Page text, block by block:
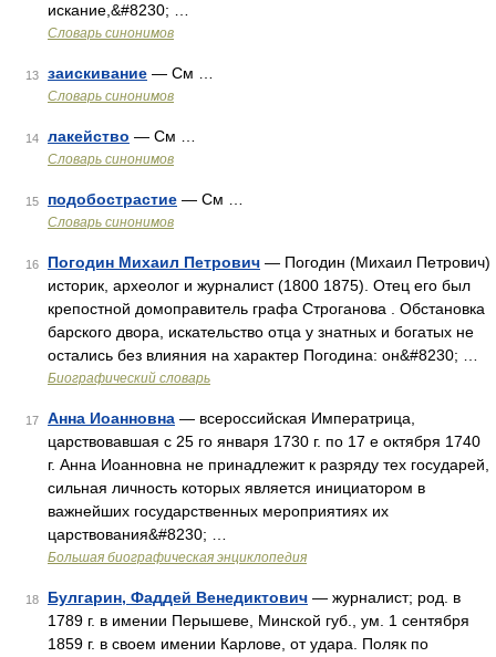
искание,&#8230; …
Словарь синонимов
13 заискивание — См …
Словарь синонимов
14 лакейство — См …
Словарь синонимов
15 подобострастие — См …
Словарь синонимов
16 Погодин Михаил Петрович — Погодин (Михаил Петрович)
историк, археолог и журналист (1800 1875). Отец его был
крепостной домоправитель графа Строганова . Обстановка
барского двора, искательство отца у знатных и богатых не
остались без влияния на характер Погодина: он&#8230; …
Биографический словарь
17 Анна Иоанновна — всероссийская Императрица,
царствовавшая с 25 го января 1730 г. по 17 е октября 1740
г. Анна Иоанновна не принадлежит к разряду тех государей,
сильная личность которых является инициатором в
важнейших государственных мероприятиях их
царствования&#8230; …
Большая биографическая энциклопедия
18 Булгарин, Фаддей Венедиктович — журналист; род. в
1789 г. в имении Перышеве, Минской губ., ум. 1 сентября
1859 г. в своем имении Карлове, от удара. Поляк по